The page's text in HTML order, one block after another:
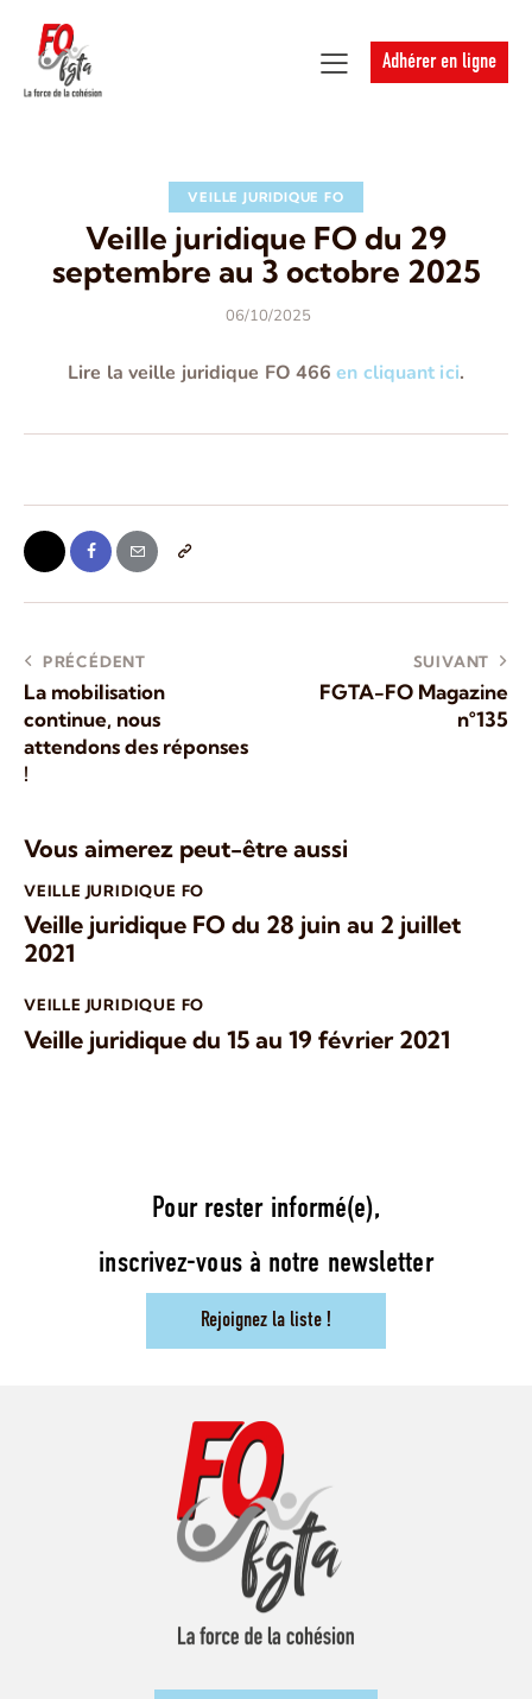
Adhérer en ligne
VEILLE JURIDIQUE FO
Veille juridique FO du 29
septembre au 3 octobre 2025
06/10/2025
Lire la veille juridique FO 466en cliquant ici.
PRÉCÉDENT
La mobilisation
continue, nous
attendons des réponses
!
SUIVANT
FGTA-FO Magazine
n°135
Vous aimerez peut-être aussi
VEILLE JURIDIQUE FO
Veille juridique FO du 28 juin au 2 juillet
2021
VEILLE JURIDIQUE FO
Veille juridique du 15 au 19 février 2021
Pour rester informé(e),
inscrivez-vous à notre newsletter
Rejoignez la liste !